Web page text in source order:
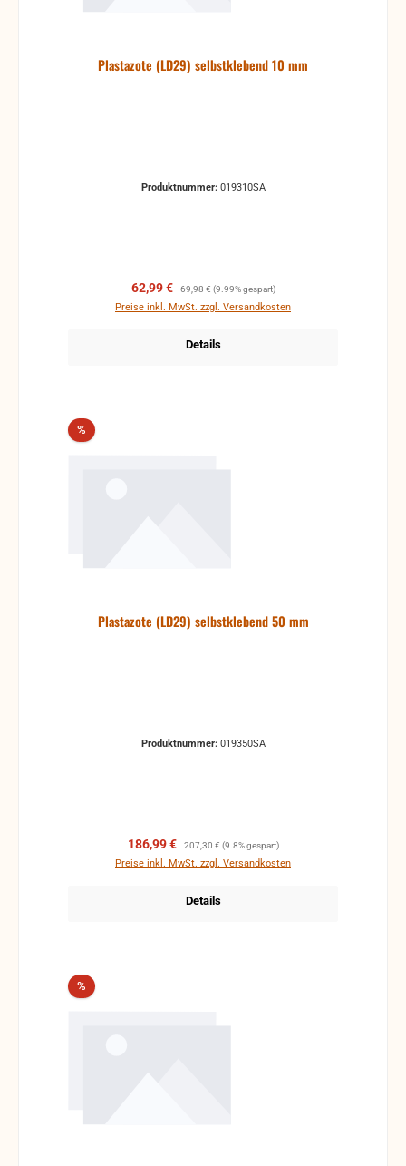
Plastazote (LD29) selbstklebend 10 mm
Produktnummer: 019310SA
Verkaufspreis:
62,99 € Regulärer Preis:
69,98 € (9.99% gespart)
Preise inkl. MwSt. zzgl. Versandkosten
Details
%Rabatt
Plastazote (LD29) selbstklebend 50 mm
Produktnummer: 019350SA
Verkaufspreis:
186,99 € Regulärer Preis:
207,30 € (9.8% gespart)
Preise inkl. MwSt. zzgl. Versandkosten
Details
%Rabatt